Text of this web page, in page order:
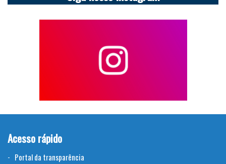
Acesso rápido
Portal da transparência